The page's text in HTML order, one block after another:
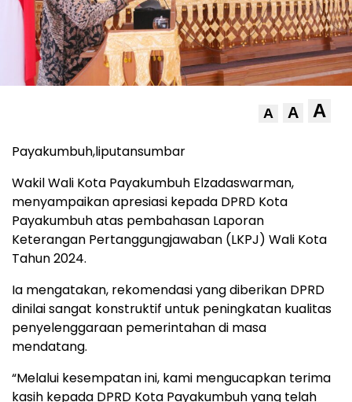
A A A
Payakumbuh,liputansumbar
Wakil Wali Kota Payakumbuh Elzadaswarman,
menyampaikan apresiasi kepada DPRD Kota
Payakumbuh atas pembahasan Laporan
Keterangan Pertanggungjawaban (LKPJ) Wali Kota
Tahun 2024.
Ia mengatakan, rekomendasi yang diberikan DPRD
dinilai sangat konstruktif untuk peningkatan kualitas
penyelenggaraan pemerintahan di masa
mendatang.
“Melalui kesempatan ini, kami mengucapkan terima
kasih kepada DPRD Kota Payakumbuh yang telah